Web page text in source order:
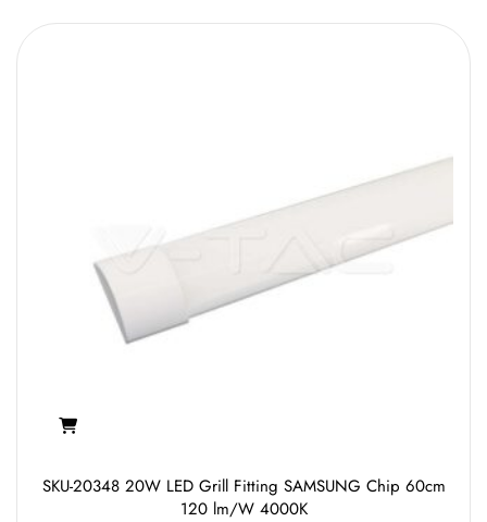
SKU-20348 20W LED Grill Fitting SAMSUNG Chip 60cm
120 lm/W 4000K